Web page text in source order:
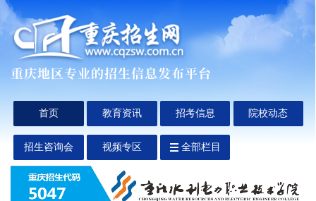
首页 教育资讯 招考信息 院校动态
招生咨询会 视频专区 全部栏目